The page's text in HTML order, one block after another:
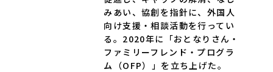
みあい、協創を指針に、外国人
向け支援・相談活動を行ってい
る。2020年に「おとなりさん・
ファミリーフレンド・プログラ
ム（OFP）」を立ち上げた。